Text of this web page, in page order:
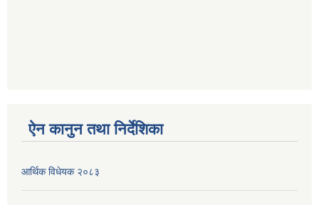
ऐन कानुन तथा निर्देशिका
आर्थिक विधेयक २०८३